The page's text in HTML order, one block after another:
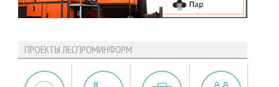
ПРОЕКТЫ ЛЕСПРОМИНФОРМ